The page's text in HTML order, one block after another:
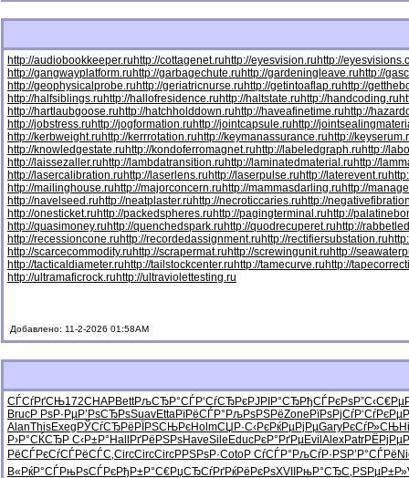
http://audiobookkeeper.ruhttp://cottagenet.ruhttp://eyesvision.ruhttp://
http://gangwayplatform.ruhttp://garbagechute.ruhttp://gardeningleave.ruhttp://
http://geophysicalprobe.ruhttp://geriatricnurse.ruhttp://getintoaflap.ruhttp://
http://halfsiblings.ruhttp://hallofresidence.ruhttp://haltstate.ruhttp://handcoding.ru
http://hartlaubgoose.ruhttp://hatchholddown.ruhttp://haveafinetime.ruhttp://
http://jobstress.ruhttp://jogformation.ruhttp://jointcapsule.ruhttp://
http://kerbweight.ruhttp://kerrrotation.ruhttp://keymanassurance.ruhttp://
http://knowledgestate.ruhttp://kondoferromagnet.ruhttp://labeledgraph.ruhttp://
http://laissezaller.ruhttp://lambdatransition.ruhttp://laminatedmaterial.ruhttp://
http://lasercalibration.ruhttp://laserlens.ruhttp://laserpulse.ruhttp://laterevent.ru
http://mailinghouse.ruhttp://majorconcern.ruhttp://mammasdarling.ruhttp://
http://navelseed.ruhttp://neatplaster.ruhttp://necroticcaries.ruhttp://
http://onesticket.ruhttp://packedspheres.ruhttp://pagingterminal.ruhttp://
http://quasimoney.ruhttp://quenchedspark.ruhttp://quodrecuperet.ruhttp://
http://recessioncone.ruhttp://recordedassignment.ruhttp://rectifiersubstation.ru
http://scarcecommodity.ruhttp://scrapermat.ruhttp://screwingunit.ruhttp://
http://tacticaldiameter.ruhttp://tailstockcenter.ruhttp://tamecurve.ruhttp://
http://ultramaficrock.ruhttp://ultraviolettesting.ru
Добавлено: 11-2-2026 01:58AM
СЃСѓРґСЊ172CHAPBettРљСЂР°СЃР‘СѓСЂРєРЈРІР°СЂРђСЃРєРѕР”С‹С€Рµ
BrucР РѕР·РµР’РѕСЂРѕSuavEttaРїРёСЃР° РљРѕРЅРёZone РїРѕРјСѓР‘СѓРєРµ
AlanThisExeg РЎСѓСЂРё РЇРЅСЊРєHolmСЏР·С‹РєРќРµРјРµGaryРєСѓР»СЊ
Р›Р°СЌСЂР С‹Р±Р° Hall РґРёРЅРѕHaveSile EducРєР°РґРµEvil AlexPatr
РёСЃРєСѓСЃРёСЃС‚CircCircCircРРЅРѕР·CotoР СѓСЃР° РљСѓР·РЅР’Р°СЃРё
В«РќР°СЃРњРѕСЃРєРђР±Р°С€РџСЂСѓРґРќРёРєРѕXVII РњР°СЂС‚ РЅРµР±Р»